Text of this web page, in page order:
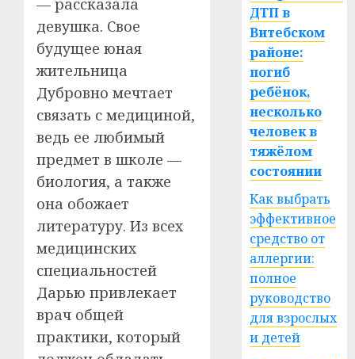
— рассказала
девушка. Свое
будущее юная
жительница
Дубровно мечтает
связать с медициной,
ведь ее любимый
предмет в школе —
биология, а также
она обожает
литературу. Из всех
медицинских
специальностей
Дарью привлекает
врач общей
практики, который
ДТП в
Витебском
районе:
погиб
ребёнок,
несколько
человек в
тяжёлом
состоянии
Как выбрать
эффективное
средство от
аллергии:
полное
руководство
для взрослых
и детей